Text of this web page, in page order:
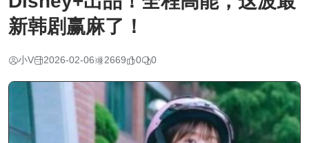
新韩剧赢麻了！
小V 2026-02-06 2669 0 0